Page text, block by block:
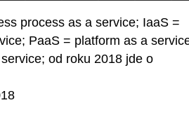
process as a service; IaaS =
PaaS = platform as a
od roku 2018 jde o